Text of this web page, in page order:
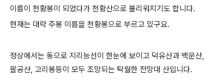
이름이 천황봉이 되었다가 천황산으로 불리워지기도 합니다.
현재는 대략 주봉 이름을 천황봉으로 부르고 있구요.
정상에서는 동으로 지리능선이 한눈에 보이고 덕유산과 백운산,
팔공산, 고리봉등이 모두 조망되는 탁월한 전망대 산입니다.